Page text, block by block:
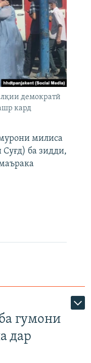
демократӣ
кард
милиса
ба зидди,
гумони
дар